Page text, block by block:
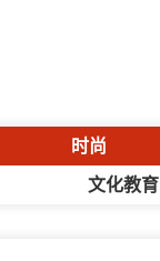
时尚
文化教育